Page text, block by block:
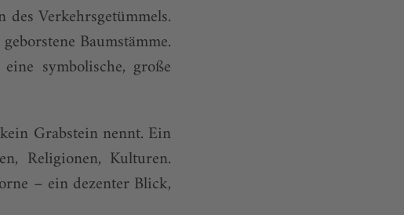
Verkehrsgetümmels.
Baumstämme.
symbolische, große
Grabstein nennt. Ein
Religionen, Kulturen.
– ein dezenter Blick,